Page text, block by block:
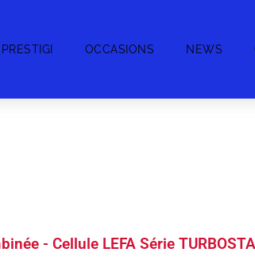
PRESTIGI OCCASIONS NEWS
- Cellule LEFA Série